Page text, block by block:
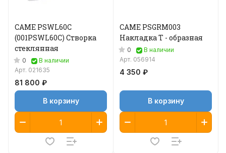
CAME PSWL60C
(001PSWL60C) Створка
стеклянная
0
В наличии
Арт. 021635
81 800 ₽
В корзину
CAME PSGRM003
Накладка Т - образная
0
В наличии
Арт. 056914
4 350 ₽
В корзину